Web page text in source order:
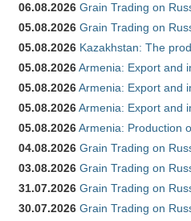
06.08.2026 Grain Trading on
05.08.2026 Grain Trading on
05.08.2026 Kazakhstan: The
05.08.2026Armenia: Export and
05.08.2026Armenia: Export and
05.08.2026Armenia: Export and
05.08.2026Armenia: Production
04.08.2026 Grain Trading on
03.08.2026 Grain Trading on
31.07.2026 Grain Trading on
30.07.2026 Grain Trading on